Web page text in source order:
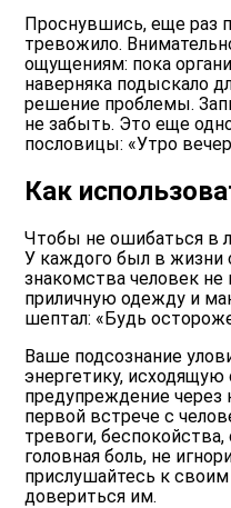
Проснувшись, еще раз
тревожило.
ощущениям: пока
наверняка подыскало
решение проблемы.
не забыть. Это еще
пословицы: «Утро
Как
Чтобы не ошибаться в
У каждого был в жизни
знакомства человек не
приличную одежду и
шептал: «Будь
Ваше подсознание
энергетику, исходящую
предупреждение через
первой встрече с
тревоги,
головная боль, не
прислушайтесь к
довериться им.